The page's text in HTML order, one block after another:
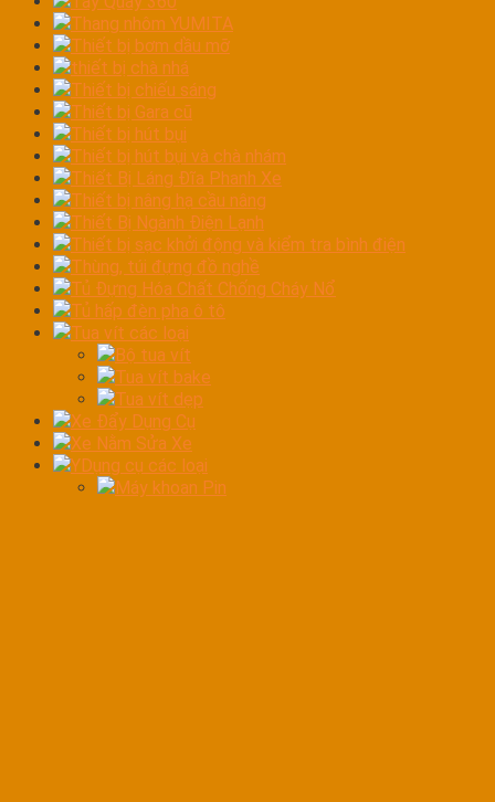
Thang nhôm YUMITA
Thiết bị bơm dầu mỡ
thiết bị chà nhá
Thiết bị chiếu sáng
Thiết bị Gara cũ
Thiết bị hút bụi
Thiết bị hút bụi và chà nhám
Thiết Bị Láng Đĩa Phanh Xe
Thiết bị nâng hạ cầu nâng
Thiết Bị Ngành Điện Lạnh
Thiết bị sạc khởi động và kiểm tra bình điện
Thùng, túi đựng đồ nghề
Tủ Đựng Hóa Chất Chống Cháy Nổ
Tủ hấp đèn pha ô tô
Tua vít các loại
Bộ tua vít
Tua vít bake
Tua vít dẹp
Xe Đẩy Dụng Cụ
Xe Nằm Sửa Xe
YDụng cụ các loại
Máy khoan Pin